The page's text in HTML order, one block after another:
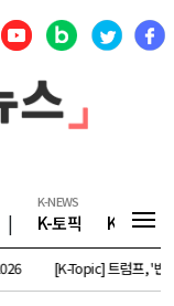
|
K-NEWS
K-토픽 K-기업
[K-Topic] 트럼프, '반도체 핵